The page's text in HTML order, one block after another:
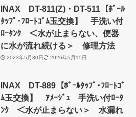
INAX DT-811(Z)・DT-511【ﾎﾞｰﾙ
ﾀｯﾌﾟ･ﾌﾛｰﾄｺﾞﾑ玉交換】 手洗い付
ﾛｰﾀﾝｸ ＜水が止まらない、便器
に水が流れ続ける＞ 修理方法
2023年5月30日 2026年5月15日
INAX DT-889【ﾎﾞｰﾙﾀｯﾌﾟ･ﾌﾛｰﾄｺﾞ
ﾑ玉交換】 ｱﾒｰｼﾞｭ 手洗い付ﾛｰﾀ
ﾝｸ ＜水が止まらない＞ 水漏れ